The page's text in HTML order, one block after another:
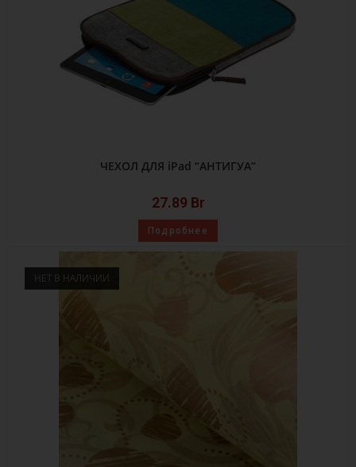
ЧЕХОЛ ДЛЯ iPad “АНТИГУА”
27.89 Br
Подробнее
НЕТ В НАЛИЧИИ